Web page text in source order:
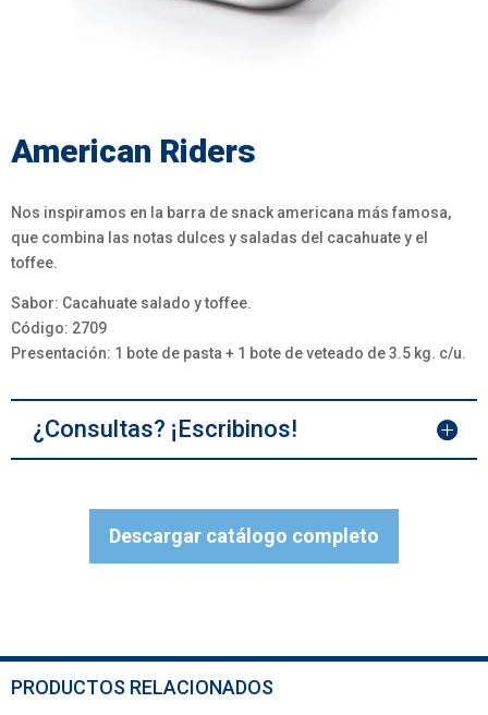
American Riders
Nos inspiramos en la barra de snack americana más famosa,
que combina las notas dulces y saladas del cacahuate y el
toffee.
Sabor: Cacahuate salado y toffee.
Código: 2709
Presentación: 1 bote de pasta + 1 bote de veteado de 3.5 kg. c/u.
¿Consultas? ¡Escribinos!
Descargar catálogo completo
PRODUCTOS RELACIONADOS